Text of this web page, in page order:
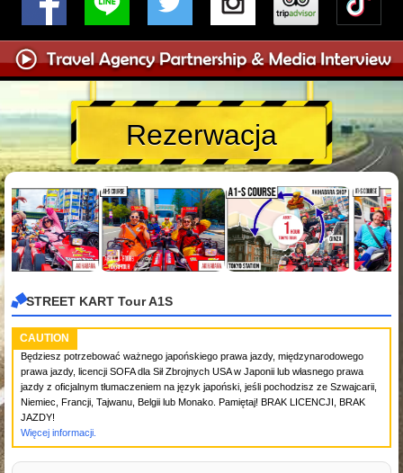
Rezerwacja
STREET KART Tour A1S
CAUTION
Będziesz potrzebować ważnego japońskiego prawa jazdy, międzynarodowego
prawa jazdy, licencji SOFA dla Sił Zbrojnych USA w Japonii lub własnego prawa
jazdy z oficjalnym tłumaczeniem na język japoński, jeśli pochodzisz ze Szwajcarii,
Niemiec, Francji, Tajwanu, Belgii lub Monako. Pamiętaj! BRAK LICENCJI, BRAK
JAZDY!
Więcej informacji.